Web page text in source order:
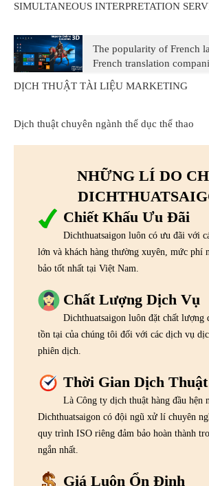
SIMULTANEOUS INTERPRETATION
The popularity of French
French translation
DỊCH THUẬT TÀI LIỆU MARKETING
Dịch thuật chuyên ngành thể dục thể thao
NHỮNG LÍ DO
Chiết Khấu Ưu Đãi
Dichthuatsaigon luôn có ưu đãi với
lớn và khách hàng thường xuyên, mức phí
bảo tốt nhất tại Việt Nam.
Chất Lượng Dịch Vụ
Dichthuatsaigon luôn đặt chất
tồn tại của chúng tôi đối với các dịch vụ
phiên dịch.
Thời Gian Dịch Thuật
Là Công ty dịch thuật hàng đầu hện
Dichthuatsaigon có đội ngũ xử lí chuyên
quy trình ISO riêng đảm bảo hoàn thành
ngắn nhất.
Giá Luôn Ổn Định